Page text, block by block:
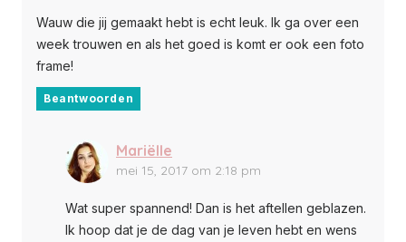
Wauw die jij gemaakt hebt is echt leuk. Ik ga over een
week trouwen en als het goed is komt er ook een foto
frame!
Beantwoorden
Mariëlle
mei 15, 2017 om 2:18 pm
Wat super spannend! Dan is het aftellen geblazen.
Ik hoop dat je de dag van je leven hebt en wens